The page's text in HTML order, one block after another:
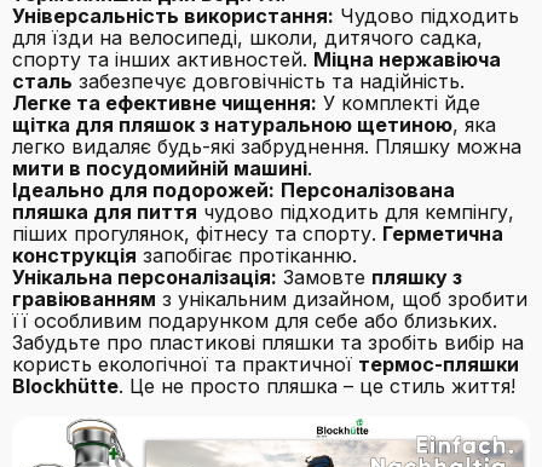
Універсальність використання: Чудово підходить
для їзди на велосипеді, школи, дитячого садка,
спорту та інших активностей. Міцна нержавіюча
сталь забезпечує довговічність та надійність.
Легке та ефективне чищення: У комплекті йде
щітка для пляшок з натуральною щетиною, яка
легко видаляє будь-які забруднення. Пляшку можна
мити в посудомийній машині.
Ідеально для подорожей: Персоналізована
пляшка для пиття чудово підходить для кемпінгу,
піших прогулянок, фітнесу та спорту. Герметична
конструкція запобігає протіканню.
Унікальна персоналізація: Замовте пляшку з
гравіюванням з унікальним дизайном, щоб зробити
її особливим подарунком для себе або близьких.
Забудьте про пластикові пляшки та зробіть вибір на
користь екологічної та практичної термос-пляшки
Blockhütte. Це не просто пляшка – це стиль життя!